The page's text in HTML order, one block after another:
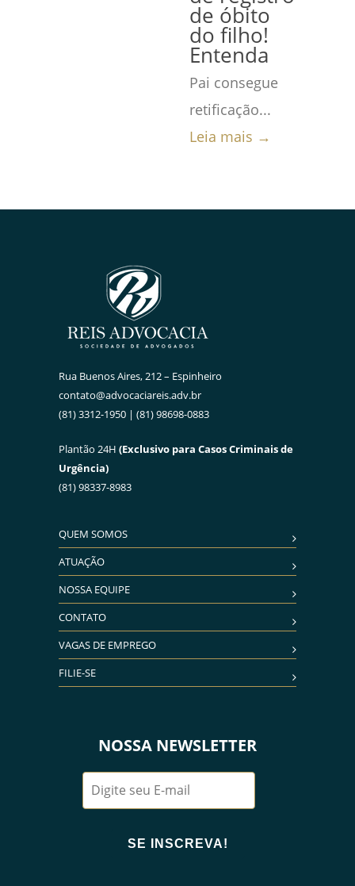
de óbito
do filho!
Entenda
Pai consegue
retificação...
Leia mais →
Rua Buenos Aires, 212 – Espinheiro
contato@advocaciareis.adv.br
(81) 3312-1950 | (81) 98698-0883
Plantão 24H (Exclusivo para Casos Criminais de
Urgência)
(81) 98337-8983
QUEM SOMOS
ATUAÇÃO
NOSSA EQUIPE
CONTATO
VAGAS DE EMPREGO
FILIE-SE
NOSSA NEWSLETTER